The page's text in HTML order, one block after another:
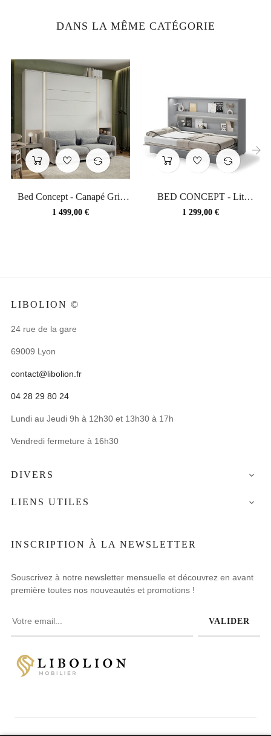
DANS LA MÊME CATÉGORIE
Bed Concept - Canapé Gris
140 pour lit...
Prix
1 499,00 €
BED CONCEPT - Lit
escamotable 120x200...
Prix
1 299,00 €
‹
LIBOLION ©
24 rue de la gare
69009 Lyon
contact@libolion.fr
04 28 29 80 24
Lundi au Jeudi 9h à 12h30 et 13h30 à 17h
Vendredi fermeture à 16h30
DIVERS 
LIENS UTILES 
INSCRIPTION À LA NEWSLETTER
Souscrivez à notre newsletter mensuelle et découvrez en avant
première toutes nos nouveautés et promotions !
VALIDER